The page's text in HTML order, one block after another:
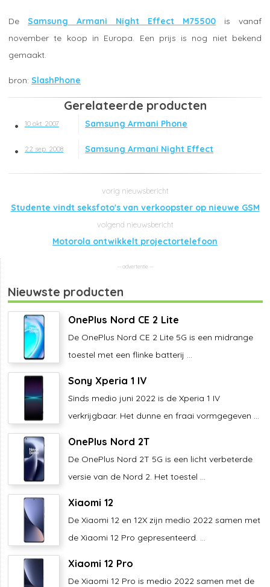
De Samsung Armani Night Effect M75500 is vanaf
november te koop in Europa. Een prijs is nog niet bekend
gemaakt.
SlashPhone
Gerelateerde producten
10 okt. 2007 Samsung Armani Phone
22 sep. 2008 Samsung Armani Night Effect
Studente vindt seksfoto's van verkoopster op nieuwe GSM
Motorola ontwikkelt projectortelefoon
Nieuwste producten
OnePlus Nord CE 2 Lite
De OnePlus Nord CE 2 Lite 5G is een midrange
toestel met een flinke batterij ...
Sony Xperia 1 IV
Sinds medio juni 2022 is de Xperia 1 IV
verkrijgbaar. Het dunne en fraai vormgegeven ...
OnePlus Nord 2T
De OnePlus Nord 2T 5G is een licht verbeterde
versie van de Nord 2. Het toestel ...
Xiaomi 12
De Xiaomi 12 en 12X zijn medio 2022 samen met
de Xiaomi 12 Pro gepresenteerd. ...
Xiaomi 12 Pro
De Xiaomi 12 Pro is medio 2022 samen met de